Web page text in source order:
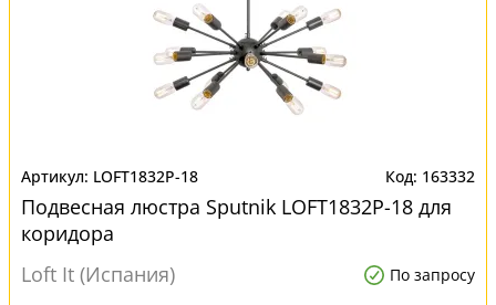
LOFT1832P-18 163332
Подвесная люстра Sputnik LOFT1832P-18 для
коридора
Loft It (Испания)
По запросу